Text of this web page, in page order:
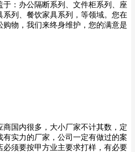
于：办公隔断系列、文件柜系列、座
系列、餐饮家具系列，等领域。您在
购物，我们来终身维护，您的满意是
商国内很多，大小厂家不计其数，定
有实力的厂家，公司一定有做过的案
必须要按甲方业主要求打样，有必要